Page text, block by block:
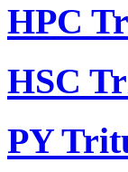
HPC
HSC
PY